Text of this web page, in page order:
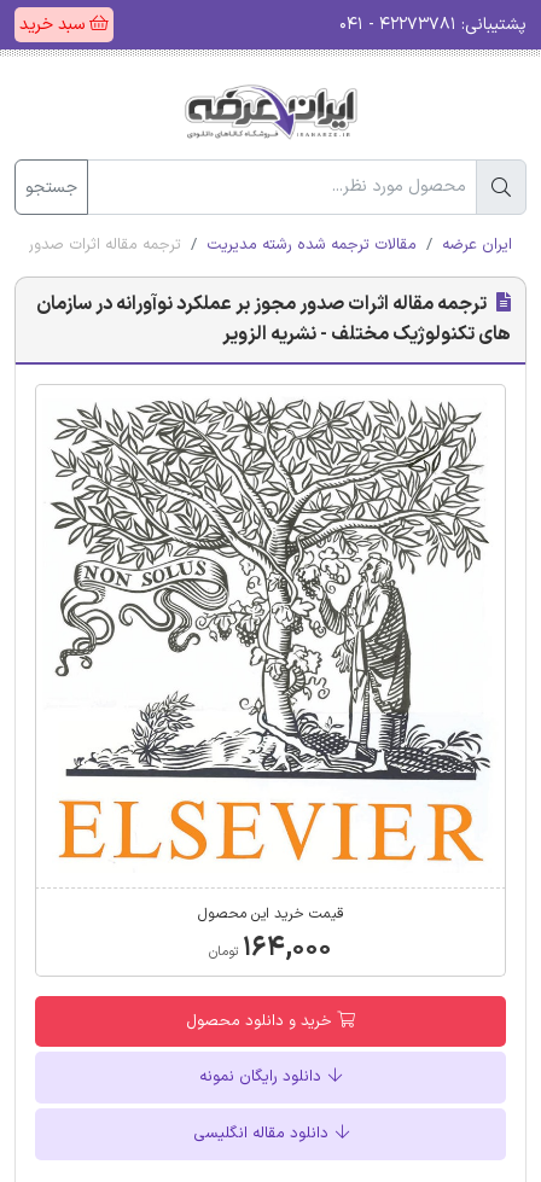
پشتیبانی: سبد خرید
جستجو
ایران عرضه مقالات ترجمه شده رشته مدیریت ترجمه مقاله اثرات صدور
ترجمه مقاله اثرات صدور مجوز بر عملکرد نوآورانه در سازمان
های تکنولوژیک مختلف - نشریه الزویر
قیمت خرید این محصول
۱۶۴,۰۰۰ تومان
خرید و دانلود محصول
دانلود رایگان نمونه
دانلود مقاله انگلیسی